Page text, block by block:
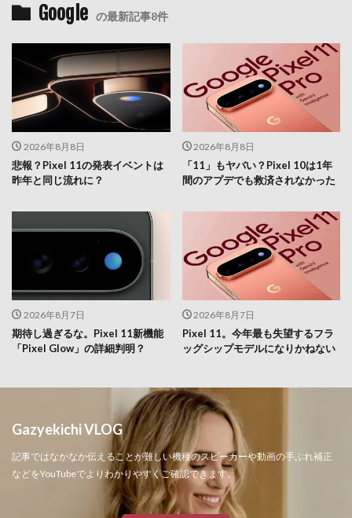
Google の最新記事8件
2026年8月8日
悲報？Pixel 11の発表イベントは
昨年と同じ流れに？
2026年8月8日
「11」もヤバい？Pixel 10は1年
間のアプデでも救済されなかった
2026年8月7日
期待し過ぎるな。Pixel 11新機能
「Pixel Glow」の詳細判明？
2026年8月7日
Pixel 11。今年最も失望するフラ
ッグシップモデルになりかねない
Gazyekichi VLOG
記事ではなかなか伝えることが難しい機種のスピーカーや動画の手ぶれ補正
などをYouTubeでよりわかりやすくご確認できます。